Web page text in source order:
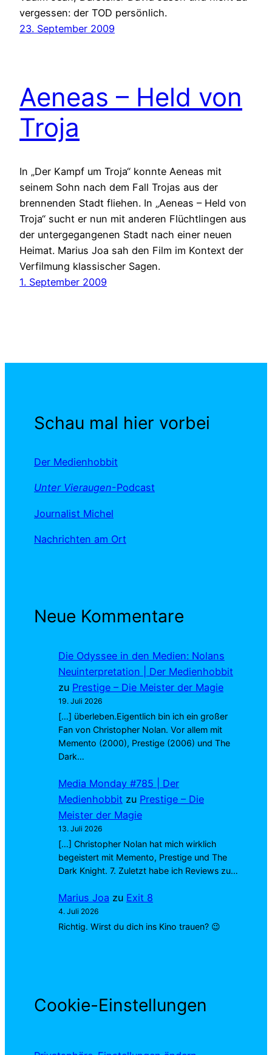
vergessen: der TOD persönlich.
23. September 2009
Aeneas – Held von
Troja
In „Der Kampf um Troja“ konnte Aeneas mit
seinem Sohn nach dem Fall Trojas aus der
brennenden Stadt fliehen. In „Aeneas – Held von
Troja“ sucht er nun mit anderen Flüchtlingen aus
der untergegangenen Stadt nach einer neuen
Heimat. Marius Joa sah den Film im Kontext der
Verfilmung klassischer Sagen.
1. September 2009
Schau mal hier vorbei
Der Medienhobbit
Unter Vieraugen-Podcast
Journalist Michel
Nachrichten am Ort
Neue Kommentare
Die Odyssee in den Medien: Nolans
Neuinterpretation | Der Medienhobbit
zu Prestige – Die Meister der Magie
19. Juli 2026
[…] überleben.Eigentlich bin ich ein großer
Fan von Christopher Nolan. Vor allem mit
Memento (2000), Prestige (2006) und The
Dark…
Media Monday #785 | Der
Medienhobbit zu Prestige – Die
Meister der Magie
13. Juli 2026
[…] Christopher Nolan hat mich wirklich
begeistert mit Memento, Prestige und The
Dark Knight. 7. Zuletzt habe ich Reviews zu…
Marius Joa zu Exit 8
4. Juli 2026
Richtig. Wirst du dich ins Kino trauen? 😉
Cookie-Einstellungen